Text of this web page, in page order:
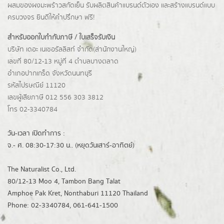
ผสมของผงมะพร้าวสกัดเย็น รับผลิตสินค้าแบรนด์ตัวเอง และสร้างแบรนด์แบบ
ครบวงจร ยินดีให้คำปรึกษา ฟรี!
สำหรับออกใบกำกับภาษี / ใบเสร็จรับเงิน
บริษัท เดอะ เนเชอรัลลิสท์ จำกัด(ส่านักงานใหญ่)
เลขที่ 80/12-13 หมู่ที่ 4 ตำบลบางตลาด
อำเภอปากเกร็ด จังหวัดนนทบุรี
รหัสไปรษณีย์ 11120
เลขผู้เสียภาษี 012 556 303 3812
โทร 02-3340784
วัน-เวลา เปิดทำการ :
จ.- ศ. 08:30-17:30 น.. (หยุดวันเสาร์-อาทิตย์)
The Naturalist Co., Ltd.
80/12-13 Moo 4, Tambon Bang Talat
Amphoe Pak Kret, Nonthaburi 11120 Thailand
Phone: 02-3340784, 061-641-1500